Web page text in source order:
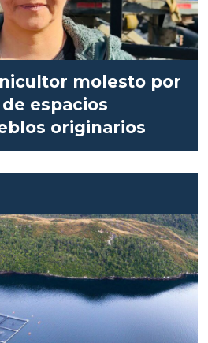
molesto por
espacios
originarios